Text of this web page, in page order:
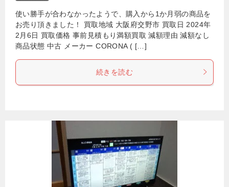
使い勝手が合わなかったようで、購入から1か月弱の商品を
お売り頂きました！ 買取地域 大阪府交野市 買取日 2024年
2月6日 買取価格 事前見積もり満額買取 減額理由 減額なし
商品状態 中古 メーカー CORONA ( […]
続きを読む